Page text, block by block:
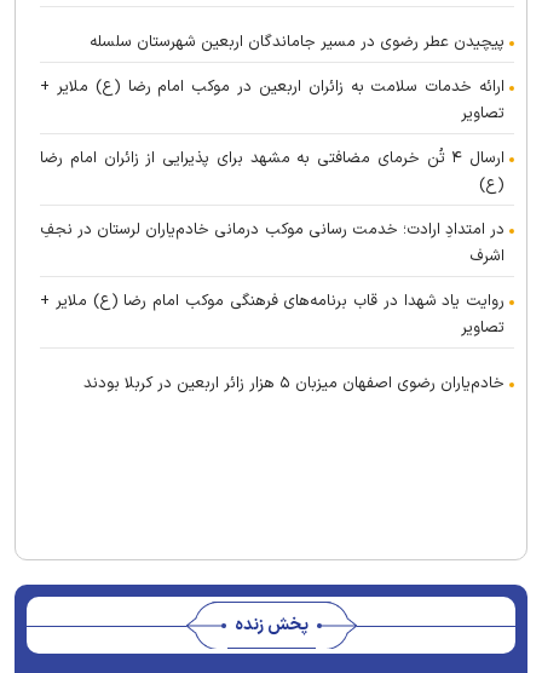
پیچیدن عطر رضوی در مسیر جاماندگان اربعین شهرستان سلسله
ارائه خدمات سلامت به زائران اربعین در موکب امام رضا (ع) ملایر +
تصاویر
ارسال ۴ تُن خرمای مضافتی به مشهد برای پذیرایی از زائران امام رضا
(ع)
در امتدادِ ارادت؛ خدمت رسانی موکب درمانی خادم‌یاران لرستان در نجفِ
اشرف
روایت یاد شهدا در قاب برنامه‌های فرهنگی موکب امام رضا (ع) ملایر +
تصاویر
خادم‌یاران رضوی اصفهان میزبان ۵ هزار زائر اربعین در کربلا بودند
پخش زنده